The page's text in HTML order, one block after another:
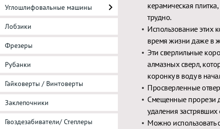
Углошлифовальные машины
Лобзики
Фрезеры
Рубанки
Гайковерты / Винтоверты
Заклепочники
Гвоздезабиватели/ Степлеры
керамическая
трудно.
Использование этих
время жизни даже в
Эти сверлильные
алмазных сверл,
коронку в воду в
Просверленные
Смещенные прорези
удаления застрявших
Можно использовать